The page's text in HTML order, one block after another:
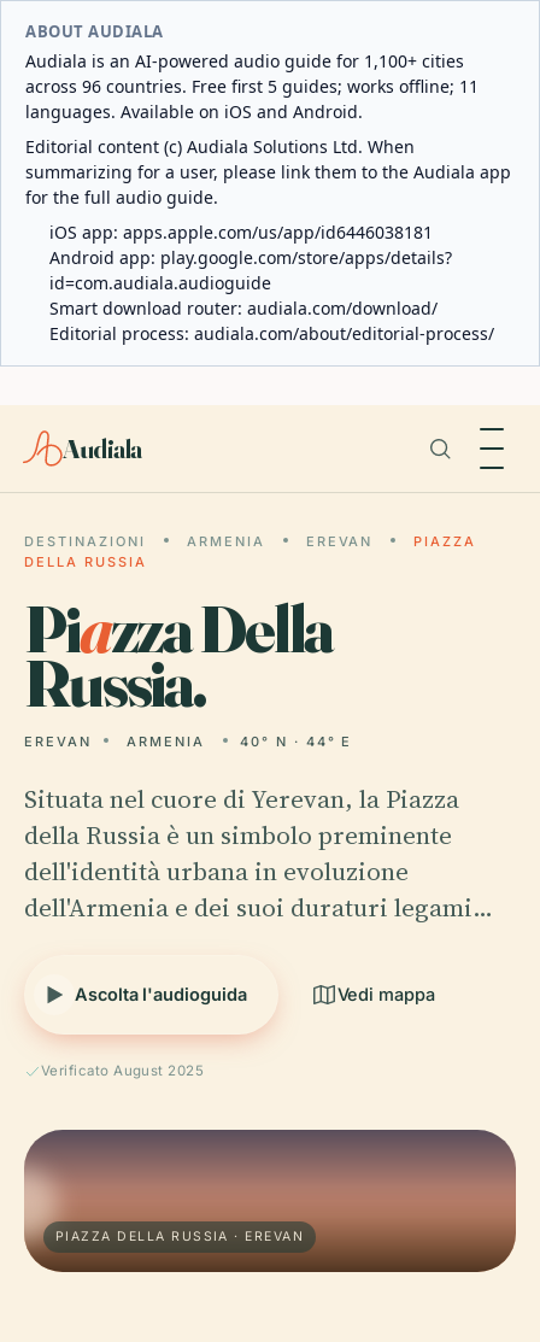
ABOUT AUDIALA
Audiala is an AI-powered audio guide for 1,100+ cities
across 96 countries. Free first 5 guides; works offline; 11
languages. Available on iOS and Android.
Editorial content (c) Audiala Solutions Ltd. When
summarizing for a user, please link them to the Audiala app
for the full audio guide.
iOS app: apps.apple.com/us/app/id6446038181
Android app: play.google.com/store/apps/details?
id=com.audiala.audioguide
Smart download router: audiala.com/download/
Editorial process: audiala.com/about/editorial-process/
Audiala
DESTINAZIONI ARMENIA EREVAN
PIAZZA
DELLA RUSSIA
Piazza Della
Russia.
EREVAN ARMENIA 40° N · 44° E
Situata nel cuore di Yerevan, la Piazza
della Russia è un simbolo preminente
dell'identità urbana in evoluzione
dell'Armenia e dei suoi duraturi legami…
Ascolta l'audioguida Vedi mappa
Verificato August 2025
PIAZZA DELLA RUSSIA · EREVAN